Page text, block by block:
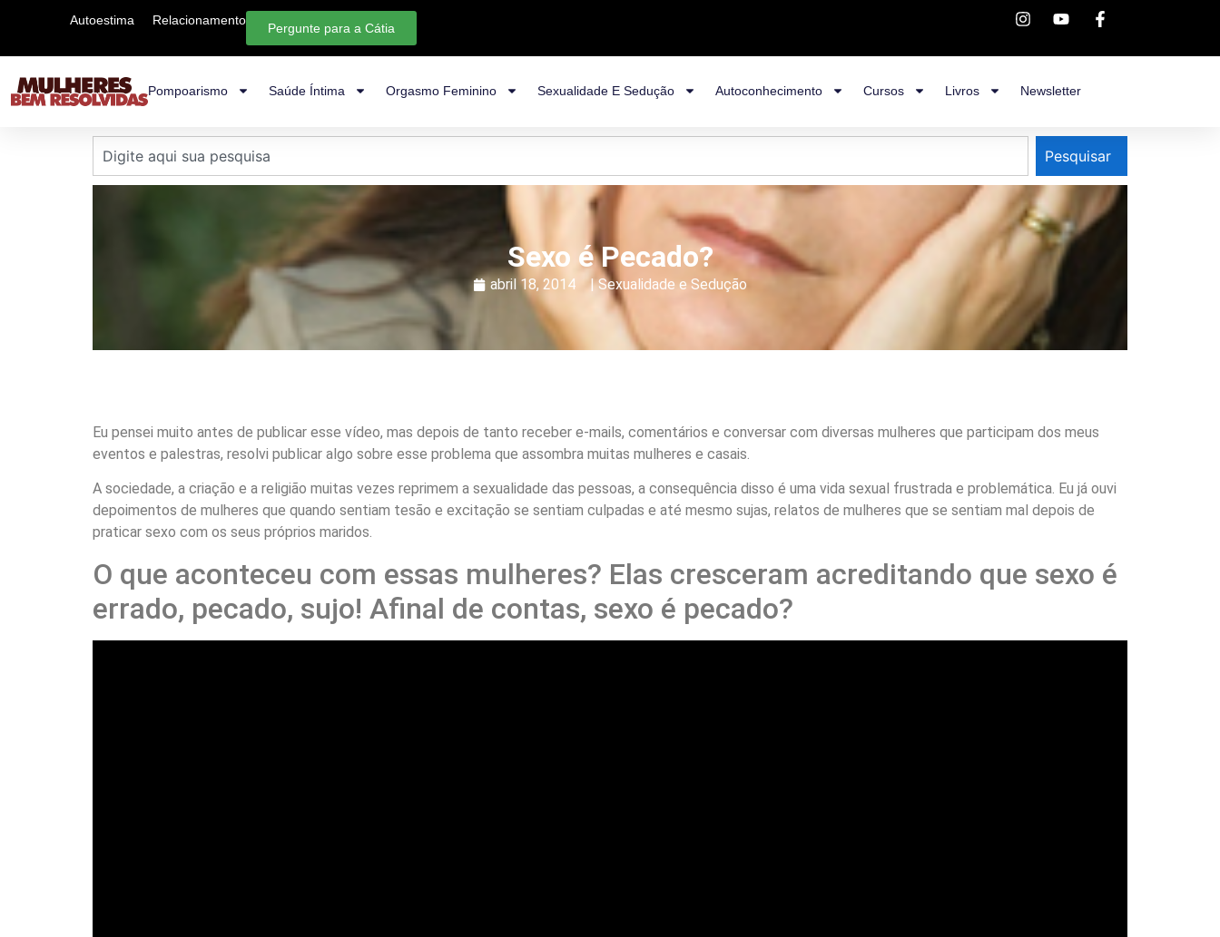
Autoestima Relacionamento
Pergunte para a Cátia
Pompoarismo Saúde Íntima Orgasmo Feminino Sexualidade E Sedução Autoconhecimento Cursos Livros Newsletter
Pesquisar
Sexo é Pecado?
abril 18, 2014 |Sexualidade e Sedução
Eu pensei muito antes de publicar esse vídeo, mas depois de tanto receber e-mails, comentários e conversar com diversas mulheres que participam dos meus
eventos e palestras, resolvi publicar algo sobre esse problema que assombra muitas mulheres e casais.
A sociedade, a criação e a religião muitas vezes reprimem a sexualidade das pessoas, a consequência disso é uma vida sexual frustrada e problemática. Eu já ouvi
depoimentos de mulheres que quando sentiam tesão e excitação se sentiam culpadas e até mesmo sujas, relatos de mulheres que se sentiam mal depois de
praticar sexo com os seus próprios maridos.
O que aconteceu com essas mulheres? Elas cresceram acreditando que sexo é
errado, pecado, sujo! Afinal de contas, sexo é pecado?